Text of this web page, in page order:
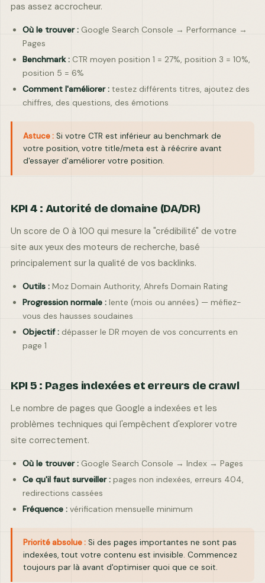
pas assez accrocheur.
Où le trouver : Google Search Console → Performance →
Pages
Benchmark : CTR moyen position 1 = 27%, position 3 = 10%,
position 5 = 6%
Comment l'améliorer : testez différents titres, ajoutez des
chiffres, des questions, des émotions
Astuce : Si votre CTR est inférieur au benchmark de
votre position, votre title/meta est à réécrire avant
d'essayer d'améliorer votre position.
KPI 4 : Autorité de domaine (DA/DR)
Un score de 0 à 100 qui mesure la "crédibilité" de votre
site aux yeux des moteurs de recherche, basé
principalement sur la qualité de vos backlinks.
Outils : Moz Domain Authority, Ahrefs Domain Rating
Progression normale : lente (mois ou années) — méfiez-
vous des hausses soudaines
Objectif : dépasser le DR moyen de vos concurrents en
page 1
KPI 5 : Pages indexées et erreurs de crawl
Le nombre de pages que Google a indexées et les
problèmes techniques qui l'empêchent d'explorer votre
site correctement.
Où le trouver : Google Search Console → Index → Pages
Ce qu'il faut surveiller : pages non indexées, erreurs 404,
redirections cassées
Fréquence : vérification mensuelle minimum
Priorité absolue : Si des pages importantes ne sont pas
indexées, tout votre contenu est invisible. Commencez
toujours par là avant d'optimiser quoi que ce soit.